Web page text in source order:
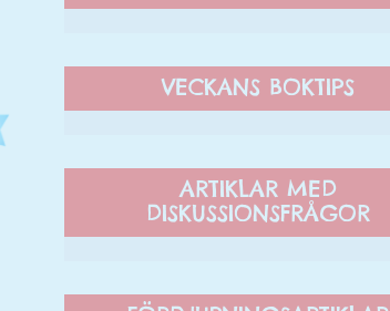
VECKANS BOKTIPS
ARTIKLAR MED
DISKUSSIONSFRÅGOR